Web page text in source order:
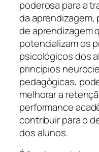
poderosa para a
da
de aprendizagem
potencializam os
psicológicos dos
princípios
pedagógicas,
melhorar a
performance
contribuir para o
dos alunos.